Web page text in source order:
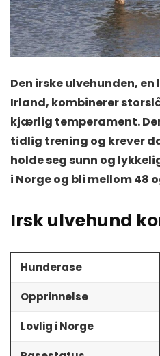
Den irske ulvehunden,
Irland, kombinerer
kjærlig temperament.
tidlig trening og krever
holde seg sunn og
i Norge og bli mellom 48
Irsk ulvehund
Hunderase
Opprinnelse
Lovlig i Norge